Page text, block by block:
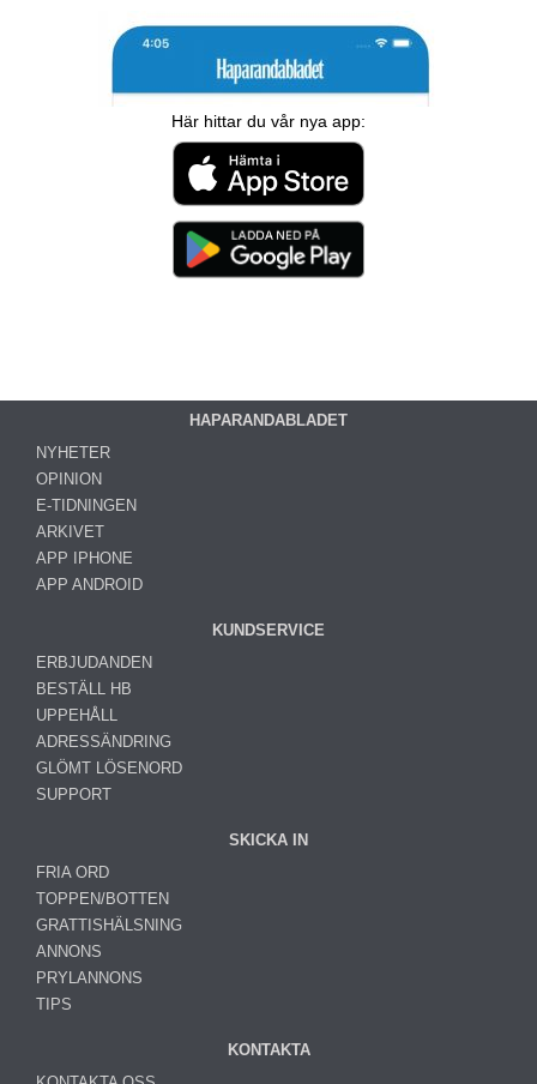
Här hittar du vår nya app:
HAPARANDABLADET
NYHETER
OPINION
E-TIDNINGEN
ARKIVET
APP IPHONE
APP ANDROID
KUNDSERVICE
ERBJUDANDEN
BESTÄLL HB
UPPEHÅLL
ADRESSÄNDRING
GLÖMT LÖSENORD
SUPPORT
SKICKA IN
FRIA ORD
TOPPEN/BOTTEN
GRATTISHÄLSNING
ANNONS
PRYLANNONS
TIPS
KONTAKTA